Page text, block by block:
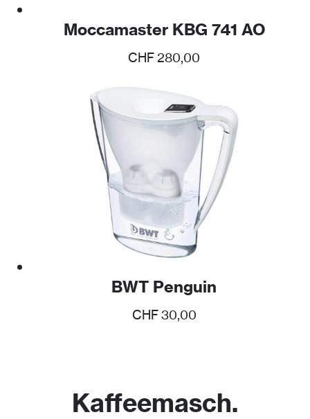
Moccamaster KBG 741 AO
CHF 280,00
BWT Penguin
CHF 30,00
Kaffeemasch.